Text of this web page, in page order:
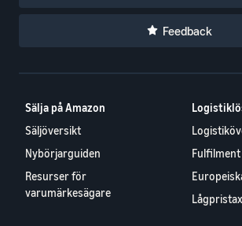
Feedback
Sälja på Amazon
Säljöversikt
Nybörjarguiden
Resurser för
varumärkesägare